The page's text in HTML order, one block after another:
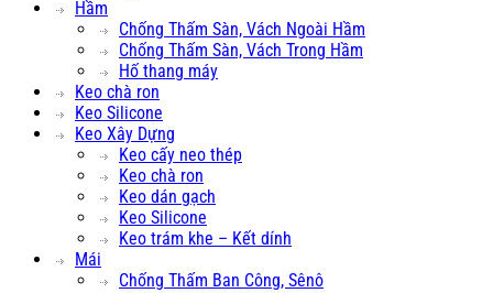
Hầm
Chống Thấm Sàn, Vách Ngoài Hầm
Chống Thấm Sàn, Vách Trong Hầm
Hố thang máy
Keo chà ron
Keo Silicone
Keo Xây Dựng
Keo cấy neo thép
Keo chà ron
Keo dán gạch
Keo Silicone
Keo trám khe – Kết dính
Mái
Chống Thấm Ban Công, Sênô